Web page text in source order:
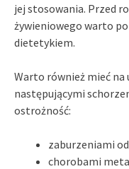
jej stosowania. Przed
żywieniowego warto
dietetykiem.
Warto również mieć na
następującymi
ostrożność:
zaburzeniami
chorobami